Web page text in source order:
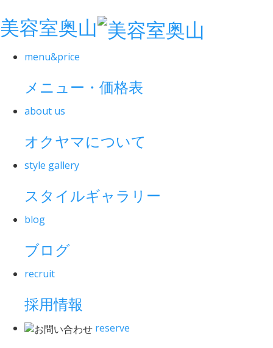
美容室奥山
menu&price
メニュー・価格表
about us
オクヤマについて
style gallery
スタイルギャラリー
blog
ブログ
recruit
採用情報
reserve